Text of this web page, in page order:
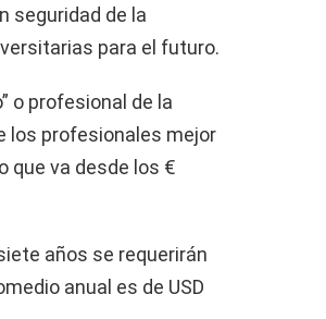
seguridad de la
para el futuro.
o profesional de la
los profesionales mejor
que va desde los €
años se requerirán
anual es de USD